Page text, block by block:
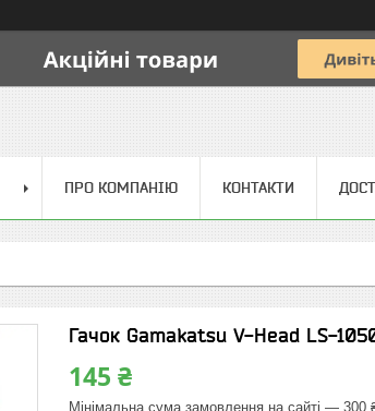
ПРО КОМПАНІЮ КОНТАКТИ
Гачок Gamakatsu V-Head LS-
145 ₴
Мінімальна сума замовлення на сайті — 300